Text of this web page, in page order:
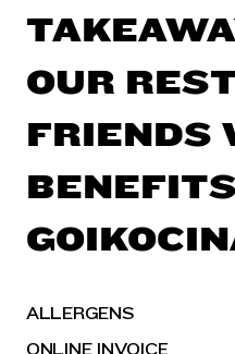
OUR
FRIENDS
BENEFITS
ALLERGENS
ONLINE INVOICE